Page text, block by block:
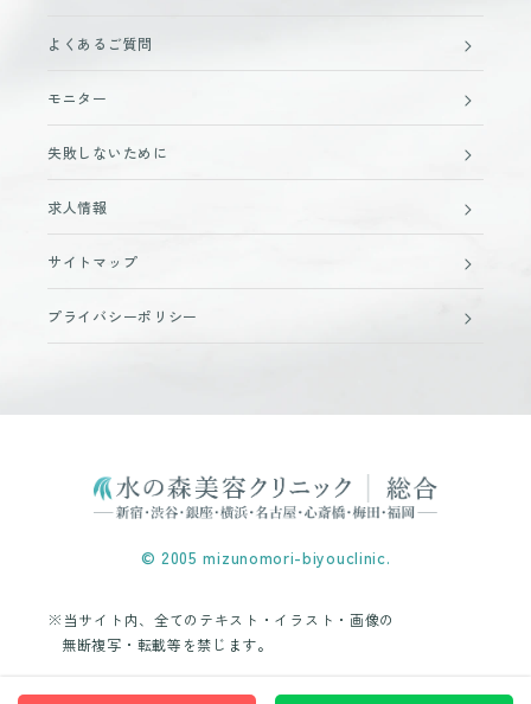
よくあるご質問
モニター
失敗しないために
求人情報
サイトマップ
プライバシーポリシー
© 2005 mizunomori-biyouclinic.
※当サイト内、全てのテキスト・イラスト・画像の
無断複写・転載等を禁じます。